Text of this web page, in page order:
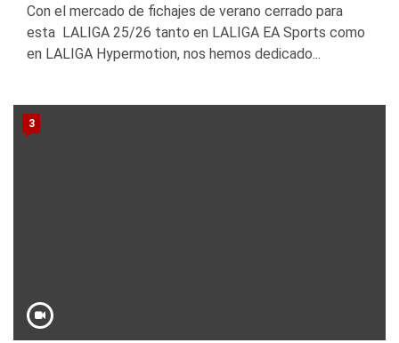
Con el mercado de fichajes de verano cerrado para
esta LALIGA 25/26 tanto en LALIGA EA Sports como
en LALIGA Hypermotion, nos hemos dedicado...
3